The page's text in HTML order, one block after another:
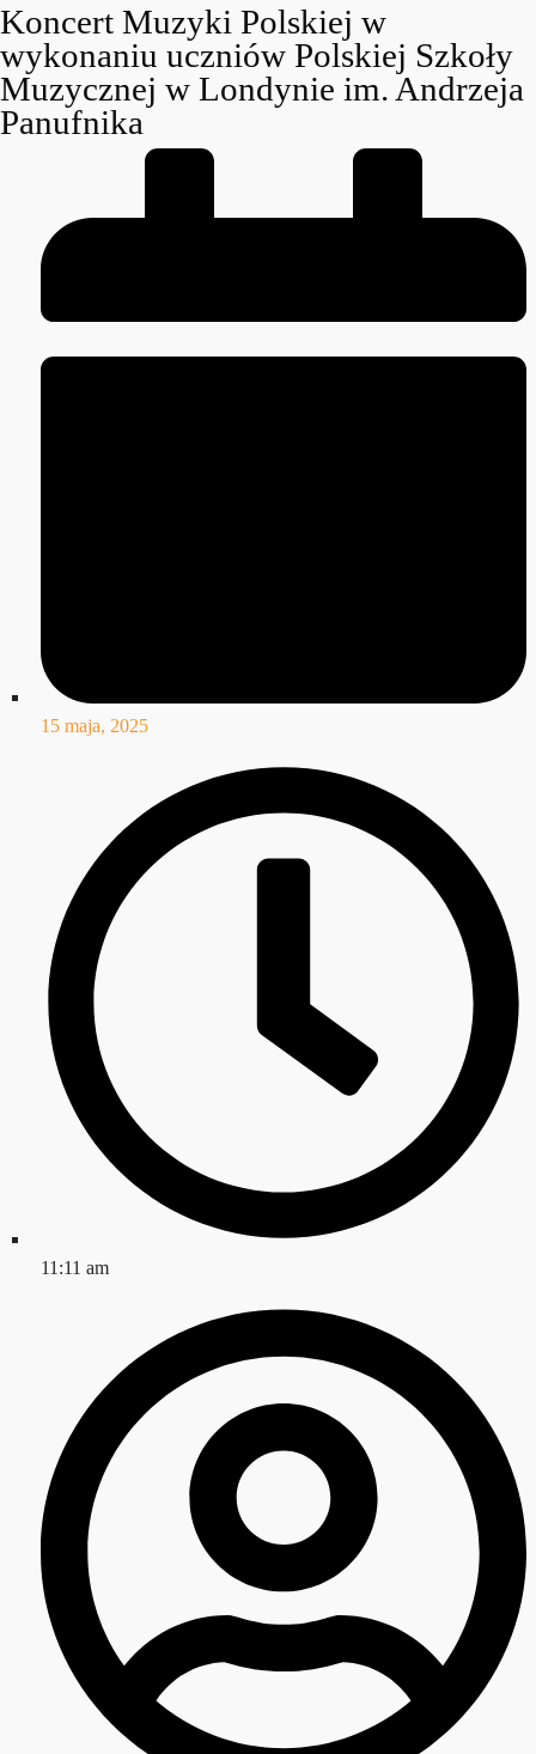
Koncert Muzyki Polskiej w
wykonaniu uczniów Polskiej Szkoły
Muzycznej w Londynie im. Andrzeja
Panufnika
15 maja, 2025
11:11 am